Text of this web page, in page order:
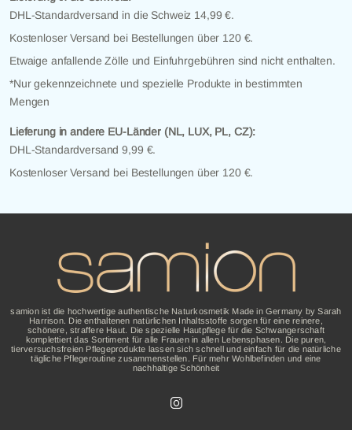
DHL-Standardversand in die Schweiz 14,99 €.
Kostenloser Versand bei Bestellungen über 120 €.
Etwaige anfallende Zölle und Einfuhrgebühren sind nicht enthalten.
*Nur gekennzeichnete und spezielle Produkte in bestimmten
Mengen
Lieferung in andere EU-Länder (NL, LUX, PL, CZ):
DHL-Standardversand 9,99 €.
Kostenloser Versand bei Bestellungen über 120 €.
samion ist die hochwertige authentische Naturkosmetik Made in Germany by Sarah
Harrison. Die enthaltenen natürlichen Inhaltsstoffe sorgen für eine reinere,
schönere, straffere Haut. Die spezielle Hautpflege für die Schwangerschaft
komplettiert das Sortiment für alle Frauen in allen Lebensphasen. Die puren,
tierversuchsfreien Pflegeprodukte lassen sich schnell und einfach für die natürliche
tägliche Pflegeroutine zusammenstellen. Für mehr Wohlbefinden und eine
nachhaltige Schönheit